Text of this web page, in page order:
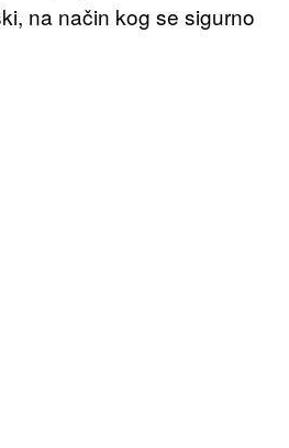
na način kog se sigurno